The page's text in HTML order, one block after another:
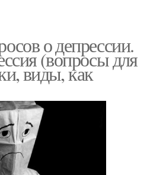
о депрессии.
(вопросы для
виды, как